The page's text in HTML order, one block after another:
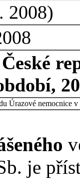
2008)
Úrazové nemocnice v
je